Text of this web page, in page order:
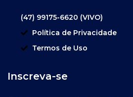
(47) 99175-6620 (VIVO)
Política de Privacidade
Termos de Uso
Inscreva-se